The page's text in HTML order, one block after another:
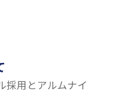
採用とアルムナイ